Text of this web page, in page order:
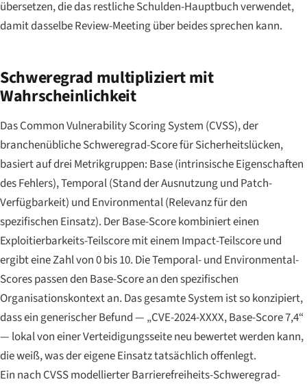
übersetzen, die das restliche Schulden-Hauptbuch verwendet,
damit dasselbe Review-Meeting über beides sprechen kann.
Schweregrad multipliziert mit
Wahrscheinlichkeit
Das Common Vulnerability Scoring System (CVSS), der
branchenübliche Schweregrad-Score für Sicherheitslücken,
basiert auf drei Metrikgruppen: Base (intrinsische Eigenschaften
des Fehlers), Temporal (Stand der Ausnutzung und Patch-
Verfügbarkeit) und Environmental (Relevanz für den
spezifischen Einsatz). Der Base-Score kombiniert einen
Exploitierbarkeits-Teilscore mit einem Impact-Teilscore und
ergibt eine Zahl von 0 bis 10. Die Temporal- und Environmental-
Scores passen den Base-Score an den spezifischen
Organisationskontext an. Das gesamte System ist so konzipiert,
dass ein generischer Befund — „CVE-2024-XXXX, Base-Score 7,4“
— lokal von einer Verteidigungsseite neu bewertet werden kann,
die weiß, was der eigene Einsatz tatsächlich offenlegt.
Ein nach CVSS modellierter Barrierefreiheits-Schweregrad-